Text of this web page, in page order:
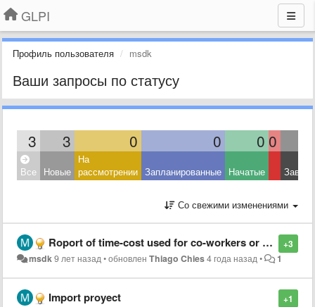
GLPI
Профиль пользователя msdk
Ваши запросы по статусу
3 3 0 0 0 0
Все Новые
На
рассмотрении Запланированные Начатые
Со свежими изменениями
+3
Roport of time-cost used for co-workers or freelance people.
msdk9 лет назад•обновленThiago Chies4 года назад• 1
+1
Import proyect